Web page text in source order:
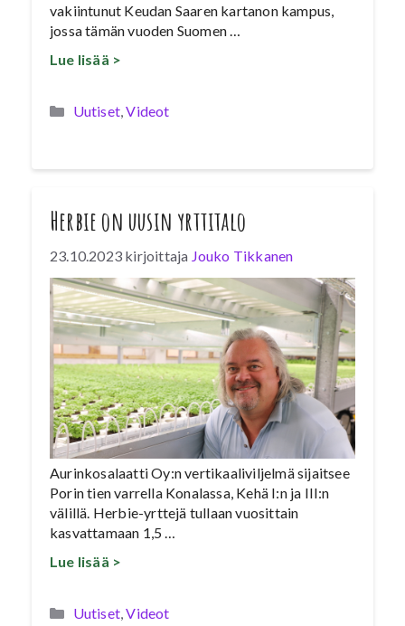
vakiintunut Keudan Saaren kartanon kampus,
jossa tämän vuoden Suomen …
Lue lisää >
Kategoriat
Uutiset,Videot
Herbie on uusin yrttitalo
23.10.2023 kirjoittaja Jouko Tikkanen
Aurinkosalaatti Oy:n vertikaaliviljelmä sijaitsee
Porin tien varrella Konalassa, Kehä I:n ja III:n
välillä. Herbie-yrttejä tullaan vuosittain
kasvattamaan 1,5 …
Lue lisää >
Kategoriat
Uutiset,Videot